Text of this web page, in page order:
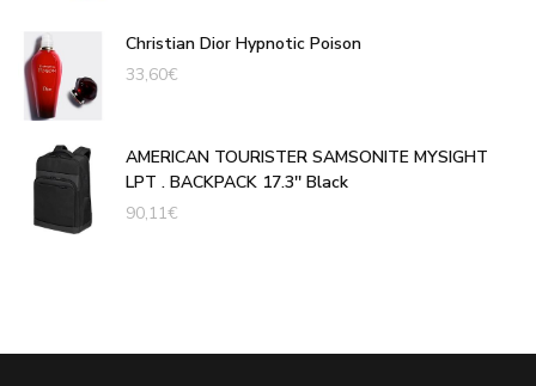
Christian Dior Hypnotic Poison
33,60€
AMERICAN TOURISTER SAMSONITE MYSIGHT
LPT . BACKPACK 17.3'' Black
90,11€